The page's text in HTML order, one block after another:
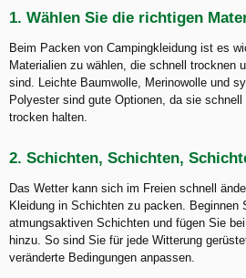
1. Wählen Sie die richtigen
Beim Packen von Campingkleidung ist es
Materialien zu wählen, die schnell trocknen
sind. Leichte Baumwolle, Merinowolle und
Polyester sind gute Optionen, da sie
trocken halten.
2. Schichten, Schichten,
Das Wetter kann sich im Freien schnell
Kleidung in Schichten zu packen. Beginnen
atmungsaktiven Schichten und fügen Sie
hinzu. So sind Sie für jede Witterung
veränderte Bedingungen anpassen.